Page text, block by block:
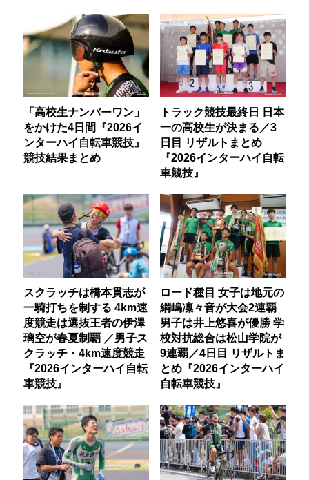
「高校生ナンバーワン」
をかけた4日間『2026イ
ンターハイ自転車競技』
競技結果まとめ
トラック競技最終日 日本
一の高校生が決まる／3
日目 リザルトまとめ
『2026インターハイ自転
車競技』
スクラッチは橋本貫志が
一騎打ちを制する 4km速
度競走は選抜王者の伊澤
璃空が春夏制覇 ／男子ス
クラッチ・4km速度競走
『2026インターハイ自転
車競技』
ロード種目 女子は地元の
綱嶋凜々音が大会2連覇
男子は井上悠喜が優勝 学
校対抗総合は松山学院が
9連覇／4日目 リザルトま
とめ『2026インターハイ
自転車競技』